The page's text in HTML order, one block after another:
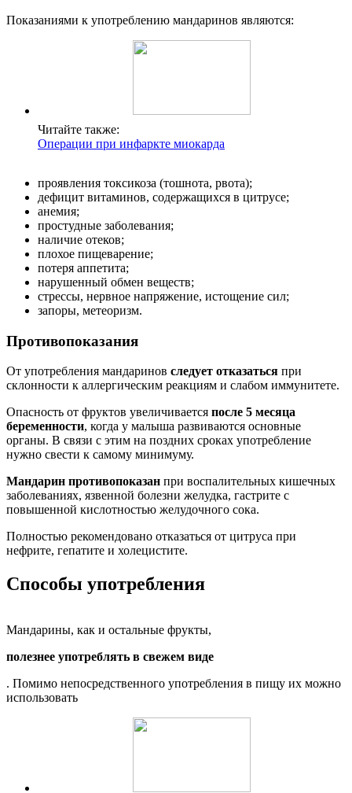
Показаниями к употреблению мандаринов являются:
Читайте также:
Операции при инфаркте миокарда
проявления токсикоза (тошнота, рвота);
дефицит витаминов, содержащихся в цитрусе;
анемия;
простудные заболевания;
наличие отеков;
плохое пищеварение;
потеря аппетита;
нарушенный обмен веществ;
стрессы, нервное напряжение, истощение сил;
запоры, метеоризм.
Противопоказания
От употребления мандаринов следует отказаться при
склонности к аллергическим реакциям и слабом иммунитете.
Опасность от фруктов увеличивается после 5 месяца
беременности, когда у малыша развиваются основные
органы. В связи с этим на поздних сроках употребление
нужно свести к самому минимуму.
Мандарин противопоказан при воспалительных кишечных
заболеваниях, язвенной болезни желудка, гастрите с
повышенной кислотностью желудочного сока.
Полностью рекомендовано отказаться от цитруса при
нефрите, гепатите и холецистите.
Способы употребления
Мандарины, как и остальные фрукты,
полезнее употреблять в свежем виде
. Помимо непосредственного употребления в пищу их можно
использовать